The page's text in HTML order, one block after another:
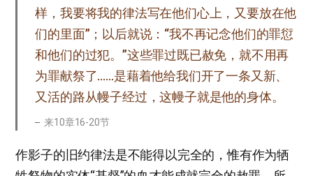
样，我要将我的律法写在他们心上，又要放在他
们的里面”；以后就说：“我不再记念他们的罪愆
和他们的过犯。”这些罪过既已赦免，就不用再
为罪献祭了……是藉着他给我们开了一条又新、
又活的路从幔子经过，这幔子就是他的身体。
来10章16-20节
作影子的旧约律法是不能得以完全的，惟有作为牺